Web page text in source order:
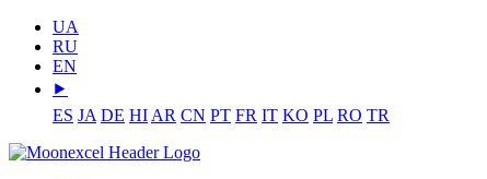
UA
RU
EN
⯈
ES JA DE HI AR CN PT FR IT KO PL RO TR